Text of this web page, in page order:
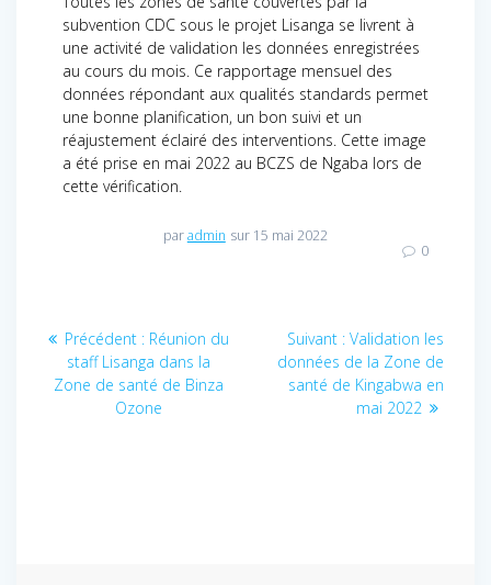
subvention CDC sous le projet Lisanga se livrent à
une activité de validation les données enregistrées
au cours du mois. Ce rapportage mensuel des
données répondant aux qualités standards permet
une bonne planification, un bon suivi et un
réajustement éclairé des interventions. Cette image
a été prise en mai 2022 au BCZS de Ngaba lors de
cette vérification.
paradmin sur 15 mai 2022
0
Navigation
l’article
Précédent : Article
précédent
:
Réunion du
staff Lisanga dans la
Zone de santé de Binza
Ozone
Suivant : Article
suivant
Validation les
données de la Zone de
santé de Kingabwa en
mai 2022